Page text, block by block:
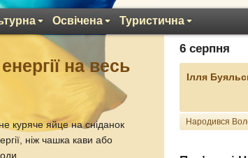
Освічена Туристична
на весь
куряче яйце на сніданок
ніж чашка кави або
6 серпня
Ілля
Народився